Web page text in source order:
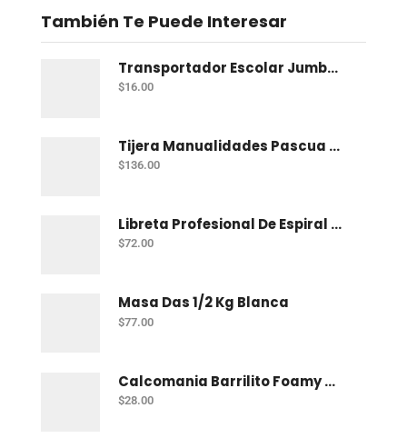
También Te Puede Interesar
Transportador Escolar Jumbo Plastico 360 Grados
$16.00
Tijera Manualidades Pascua P/Foamy Ondas
$136.00
Libreta Profesional De Espiral Norma Color 100 H Bco
$72.00
Masa Das 1/2 Kg Blanca
$77.00
Calcomania Barrilito Foamy Dinosaurios
$28.00